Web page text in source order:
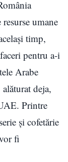
umane
timp,
pentru a-i
Arabe
deja,
Printre
și cofetărie
fi